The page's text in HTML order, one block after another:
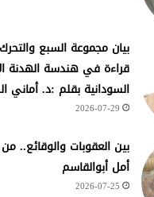
بيان مجموعة السبع
قراءة في هندسة الهدنة
السودانية بقلم :د. أماني
2026-07-29
بين العقوبات والوقائع..
أمل أبوالقاسم
2026-07-25